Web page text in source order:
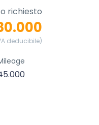
richiesto
deducibile)